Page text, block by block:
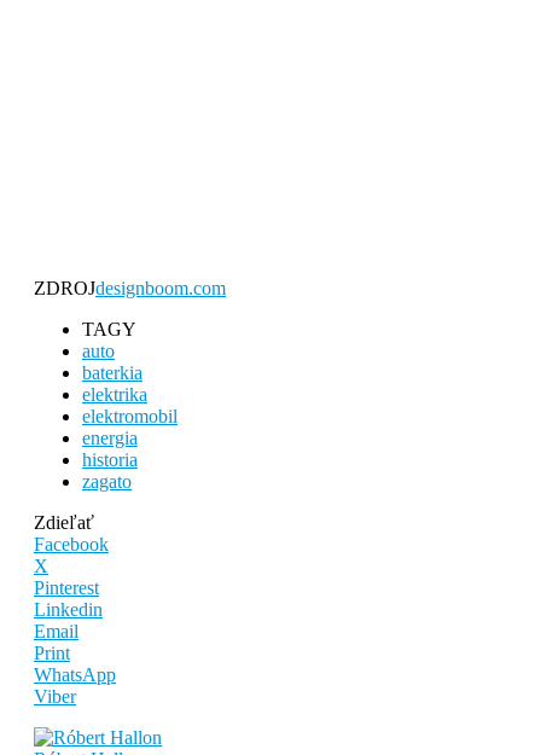
ZDROJdesignboom.com
TAGY
auto
baterkia
elektrika
elektromobil
energia
historia
zagato
Zdieľať
Facebook
X
Pinterest
Linkedin
Email
Print
WhatsApp
Viber